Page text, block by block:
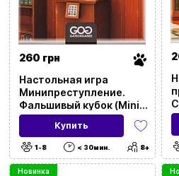
260 грн
Настольная игра
Минипреступление.
Фальшивый кубок (Mini
Crimes: The Strange Cup)
Купить
1-8 < 30мин. 8+
Новинка